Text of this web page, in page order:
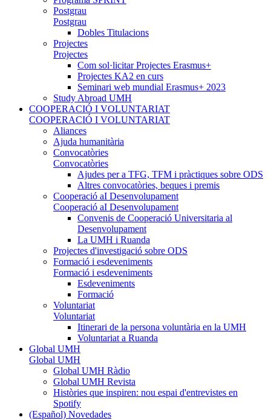
Postgrau
Postgrau
Dobles Titulacions
Projectes
Projectes
Com sol·licitar Projectes Erasmus+
Projectes KA2 en curs
Seminari web mundial Erasmus+ 2023
Study Abroad UMH
COOPERACIÓ I VOLUNTARIAT
COOPERACIÓ I VOLUNTARIAT
Aliances
Ajuda humanitària
Convocatòries
Convocatòries
Ajudes per a TFG, TFM i pràctiques sobre ODS
Altres convocatòries, beques i premis
Cooperació aI Desenvolupament
Cooperació aI Desenvolupament
Convenis de Cooperació Universitaria al
Desenvolupament
La UMH i Ruanda
Projectes d'investigació sobre ODS
Formació i esdeveniments
Formació i esdeveniments
Esdeveniments
Formació
Voluntariat
Voluntariat
Itinerari de la persona voluntària en la UMH
Voluntariat a Ruanda
Global UMH
Global UMH
Global UMH Ràdio
Global UMH Revista
Històries que inspiren: nou espai d'entrevistes en
Spotify
(Español) Novedades